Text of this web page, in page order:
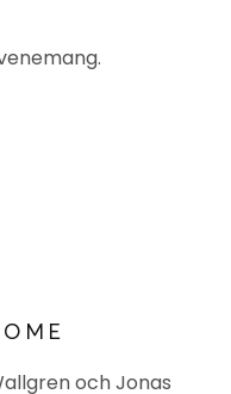
och Jonas